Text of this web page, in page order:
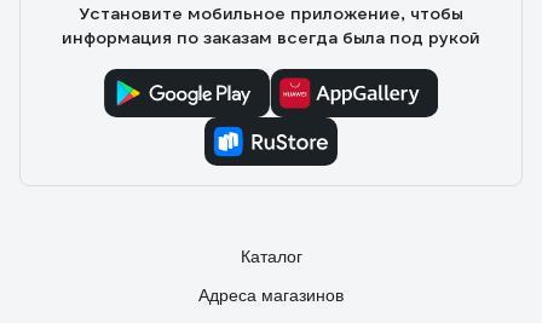
Установите мобильное приложение, чтобы
информация по заказам всегда была под рукой
Каталог
Адреса магазинов